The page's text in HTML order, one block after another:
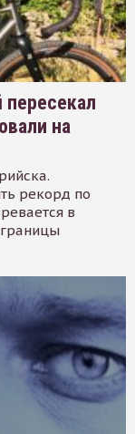
на
рекорд по
в